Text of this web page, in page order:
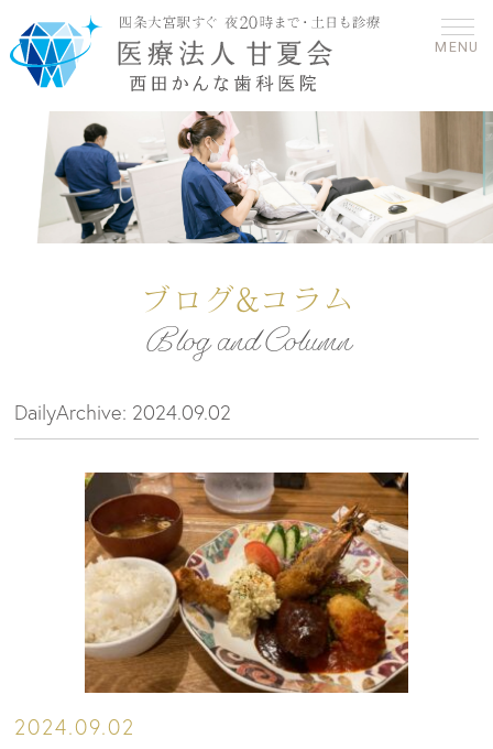
MENU
ブログ&コラム
Blog and Column
DailyArchive: 2024.09.02
2024.09.02